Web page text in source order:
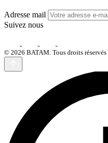
Adresse mail
Suivez nous
© 2026 BATAM. Tous droits réservés